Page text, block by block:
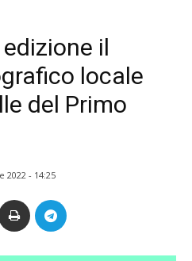
il
locale
del Primo
2022 - 14:25